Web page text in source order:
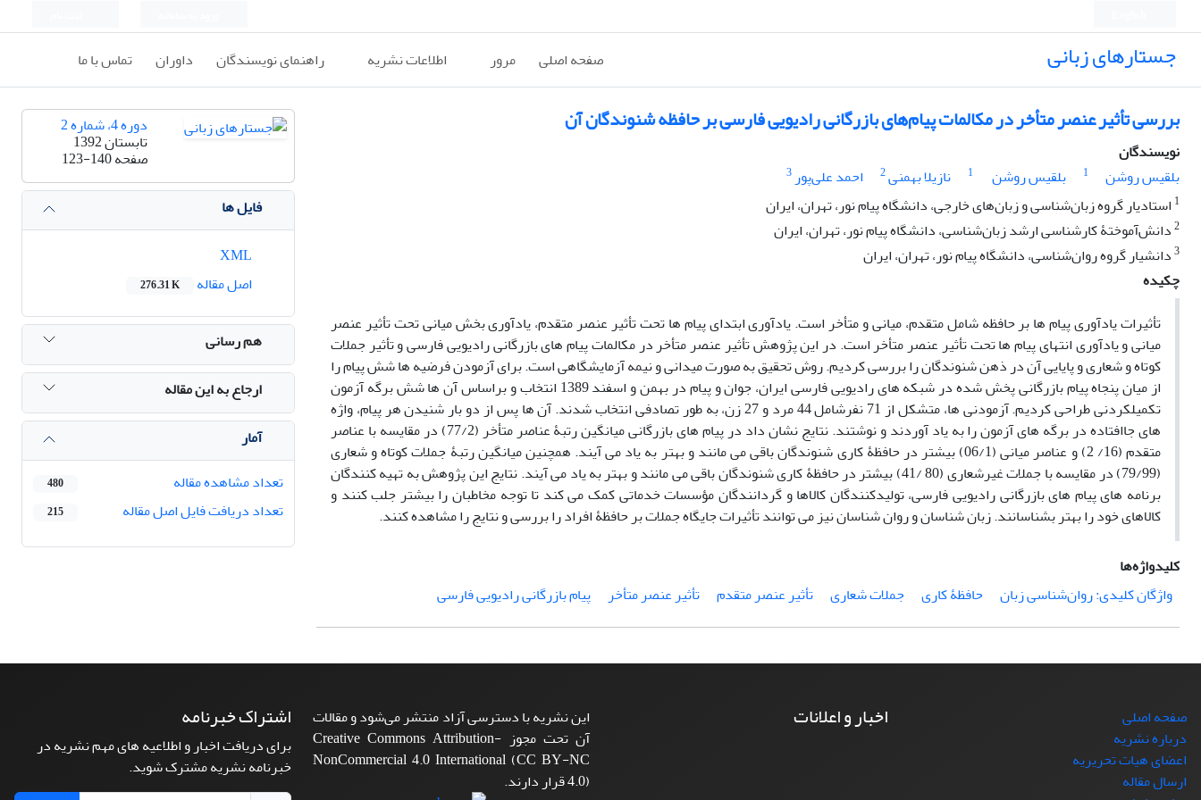
جستارهای زبانی صفحه اصلی مرور اطلاعات نشریه راهنمای نویسندگان داوران تماس با ما
بررسی تأثیر عنصر متأخر در مکالمات پیام‌های بازرگانی رادیویی فارسی بر حافظه شنوندگان آن
نویسندگان
بلقیس روشن
1 بلقیس روشن 1 نازیلا بهمنی2 احمد علی‌پور3
1 استادیار گروه زبان‌شناسی و زبان‌های خارجی، دانشگاه پیام نور، تهران، ایران
2دانش‌آموختۀ کارشناسی ارشد زبان‌شناسی، دانشگاه پیام نور، تهران، ایران
3دانشیار گروه روان‌شناسی، دانشگاه پیام نور، تهران، ایران
چکیده
تأثیرات یادآوری پیام ها بر حافظه شامل متقدم، میانی و متأخر است. یادآوری ابتدای پیام ها تحت تأثیر عنصر متقدم، یادآوری بخش میانی تحت تأثیر عنصر
میانی و یادآوری انتهای پیام ها تحت تأثیر عنصر متأخر است. در این پژوهش تأثیر عنصر متأخر در مکالمات پیام های بازرگانی رادیویی فارسی و تأثیر جملات
کوتاه و شعاری و پایایی آن در ذهن شنوندگان را بررسی کردیم. روش تحقیق به صورت میدانی و نیمه آزمایشگاهی است. برای آزمودن فرضیه ها شش پیام را
از میان پنجاه پیام بازرگانی پخش شده در شبکه های رادیویی فارسی ایران، جوان و پیام در بهمن و اسفند 1389 انتخاب و براساس آن ها شش برگه آزمون
تکمیل­کردنی طراحی کردیم. آزمودنی ها، متشکل از 71 نفرشامل 44 مرد و 27 زن، به طور تصادفی انتخاب شدند. آن ها پس از دو بار شنیدن هر پیام، واژه
های جاافتاده در برگه های آزمون را به یاد آوردند و نوشتند. نتایج نشان داد در پیام های بازرگانی میانگین رتبۀ عناصر متأخر (77/2) در مقایسه با عناصر
متقدم (16/ 2) و عناصر میانی (06/1) بیشتر در حافظۀ کاری شنوندگان باقی می مانند و بهتر به یاد می آیند. همچنین میانگین رتبۀ جملات کوتاه و شعاری
(79/99) در مقایسه با جملات غیرشعاری (80 /41) بیشتر در حافظۀ کاری شنوندگان باقی می مانند و بهتر به یاد می آیند. نتایج این پژوهش به تهیه کنندگان
برنامه های پیام های بازرگانی رادیویی فارسی، تولیدکنندگان کالاها و گردانندگان مؤسسات خدماتی کمک می کند تا توجه مخاطبان را بیشتر جلب کنند و
کالاهای خود را بهتر بشناسانند. زبان شناسان و روان شناسان نیز می توانند تأثیرات جایگاه جملات بر حافظۀ افراد را بررسی و نتایج را مشاهده کنند.
کلیدواژه‌ها
واژگان کلیدی: روان‌شناسی زبان
حافظۀ کاری جملات شعاری تأثیر عنصر متقدم تأثیر عنصر متأخر پیام بازرگانی رادیویی فارسی
دوره 4، شماره 2
تابستان 1392
صفحه123-140
فایل ها
اصل مقاله
276.31 K
هم رسانی
ارجاع به این مقاله
آمار
تعداد مشاهده مقاله
480
تعداد دریافت فایل اصل مقاله 215
صفحه اصلی
درباره نشریه
اعضای هیات تحریریه
ارسال مقاله
اخبار و اعلانات
این نشریه با دسترسی آزاد منتشر می‌شود و مقالات
آن تحت مجوز Creative Commons Attribution-
NonCommercial 4.0 International (CC BY-NC
4.0) قرار دارند.
اشتراک خبرنامه
برای دریافت اخبار و اطلاعیه های مهم نشریه در
خبرنامه نشریه مشترک شوید.